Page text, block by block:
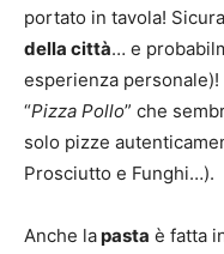
portato in tavola!
della città… e
esperienza
“Pizza Pollo” che
solo pizze
Prosciutto e Funghi…).
Anche lapasta è fatta